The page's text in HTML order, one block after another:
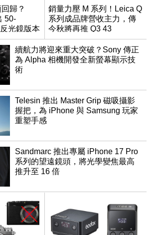
歸？
50-
光鏡版本
銷量力壓 M 系列！Leica Q
系列成品牌營收主力，傳
今秋將再推 Q3 43
Monochrom
續航力將迎來重大突破？Sony 傳正
為 Alpha 相機開發全新螢幕顯示技
術
Telesin 推出 Master Grip 磁吸攝影
握把，為 iPhone 與 Samsung 玩家
重塑手感
Sandmarc 推出專屬 iPhone 17 Pro
系列的望遠鏡頭，將光學變焦最高
推升至 16 倍